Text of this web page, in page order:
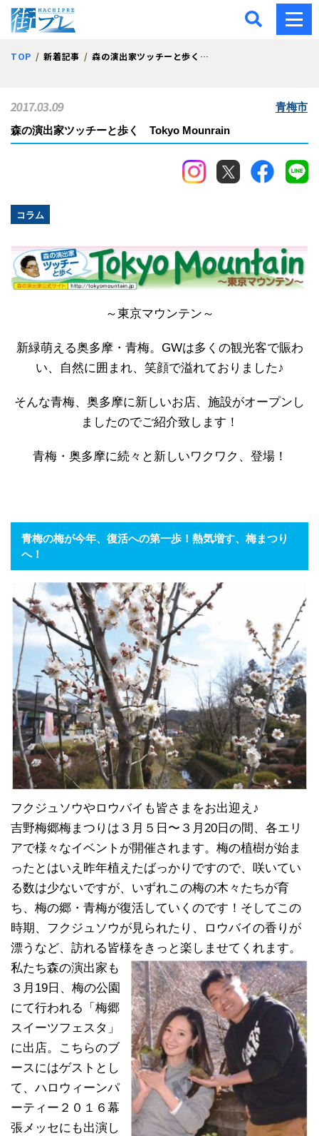
街プレ -東京・西多摩の
TOP 新着記事 森の演出家ツッチーと歩く Tokyo Mounrain
森の演出家ツッチーと歩く Tokyo Mounrain
コラム
2017.03.09 青梅市
～東京マウンテン～
新緑萌える奥多摩・青梅。GWは多くの観光客で賑わ
い、自然に囲まれ、笑顔で溢れておりました♪
そんな青梅、奥多摩に新しいお店、施設がオープンし
ましたのでご紹介致します！
青梅・奥多摩に続々と新しいワクワク、登場！
青梅の梅が今年、復活への第一歩！熱気増す、梅まつり
へ！
フクジュソウやロウバイも皆さまをお出迎え♪
吉野梅郷梅まつりは３月５日〜３月20日の間、各エリ
アで様々なイベントが開催されます。梅の植樹が始ま
ったとはいえ昨年植えたばっかりですので、咲いてい
る数は少ないですが、いずれこの梅の木々たちが育
ち、梅の郷・青梅が復活していくのです！そしてこの
時期、フクジュソウが見られたり、ロウバイの香りが
漂うなど、訪れる皆様をきっと楽しませてくれます。
私たち森の演出家も
３月19日、梅の公園
にて行われる「梅郷
スイーツフェスタ」
に出店。こちらのブ
ースにはゲストとし
て、ハロウィーンパ
ーティー２０１６幕
張メッセにも出演し